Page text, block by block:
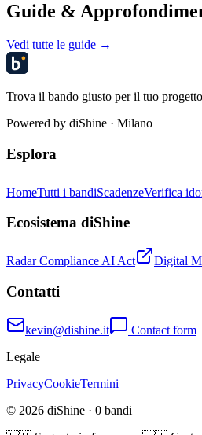
Guide &
Vedi tutte le guide →
Trova il bando giusto per il tuo
Powered by diShine · Milano
Esplora
HomeTutti i bandiScadenzeVerifica
Ecosistema diShine
Radar Compliance AI Act Digital
Contatti
kevin@dishine.it
Contact form
Legale
PrivacyCookieTermini
© 2026 diShine · 0 bandi